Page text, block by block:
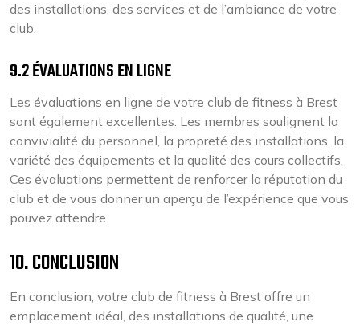
des installations, des services et de l’ambiance de votre
club.
9.2 ÉVALUATIONS EN LIGNE
Les évaluations en ligne de votre club de fitness à Brest
sont également excellentes. Les membres soulignent la
convivialité du personnel, la propreté des installations, la
variété des équipements et la qualité des cours collectifs.
Ces évaluations permettent de renforcer la réputation du
club et de vous donner un aperçu de l’expérience que vous
pouvez attendre.
10. CONCLUSION
En conclusion, votre club de fitness à Brest offre un
emplacement idéal, des installations de qualité, une